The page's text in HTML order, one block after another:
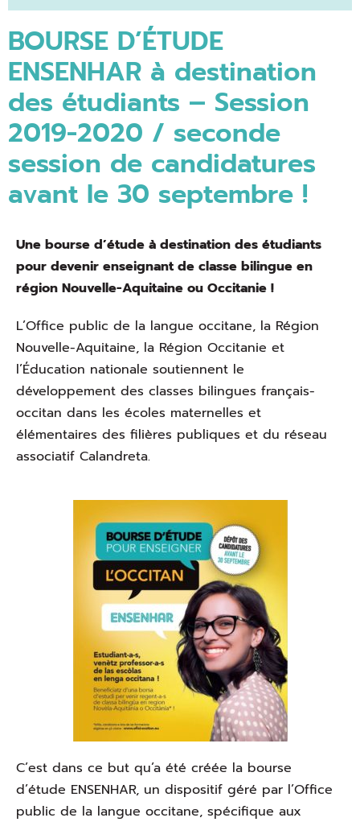
BOURSE D’ÉTUDE
ENSENHAR à destination
des étudiants – Session
2019-2020 / seconde
session de candidatures
avant le 30 septembre !
Une bourse d’étude à destination des étudiants
pour devenir enseignant de classe bilingue en
région Nouvelle-Aquitaine ou Occitanie !
L’Office public de la langue occitane, la Région
Nouvelle-Aquitaine, la Région Occitanie et
l’Éducation nationale soutiennent le
développement des classes bilingues français-
occitan dans les écoles maternelles et
élémentaires des filières publiques et du réseau
associatif Calandreta.
C’est dans ce but qu’a été créée la bourse
d’étude ENSENHAR, un dispositif géré par l’Office
public de la langue occitane, spécifique aux